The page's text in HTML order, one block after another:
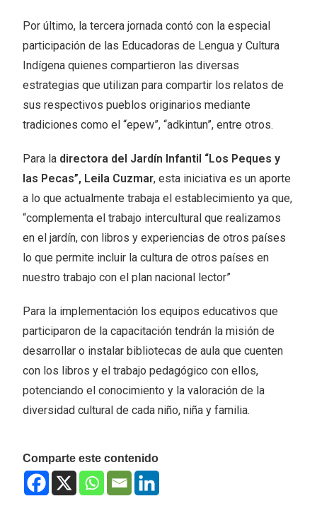
Por último, la tercera jornada contó con la especial
participación de las Educadoras de Lengua y Cultura
Indígena quienes compartieron las diversas
estrategias que utilizan para compartir los relatos de
sus respectivos pueblos originarios mediante
tradiciones como el “epew”, “adkintun”, entre otros.
Para la directora del Jardín Infantil “Los Peques y
las Pecas”, Leila Cuzmar, esta iniciativa es un aporte
a lo que actualmente trabaja el establecimiento ya que,
“complementa el trabajo intercultural que realizamos
en el jardín, con libros y experiencias de otros países
lo que permite incluir la cultura de otros países en
nuestro trabajo con el plan nacional lector”
Para la implementación los equipos educativos que
participaron de la capacitación tendrán la misión de
desarrollar o instalar bibliotecas de aula que cuenten
con los libros y el trabajo pedagógico con ellos,
potenciando el conocimiento y la valoración de la
diversidad cultural de cada niño, niña y familia.
Comparte este contenido